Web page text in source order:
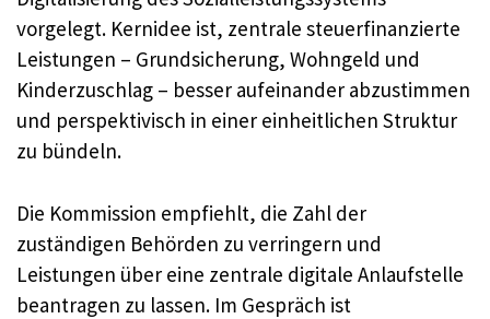
vorgelegt. Kernidee ist, zentrale steuerfinanzierte
Leistungen – Grundsicherung, Wohngeld und
Kinderzuschlag – besser aufeinander abzustimmen
und perspektivisch in einer einheitlichen Struktur
zu bündeln.
Die Kommission empfiehlt, die Zahl der
zuständigen Behörden zu verringern und
Leistungen über eine zentrale digitale Anlaufstelle
beantragen zu lassen. Im Gespräch ist